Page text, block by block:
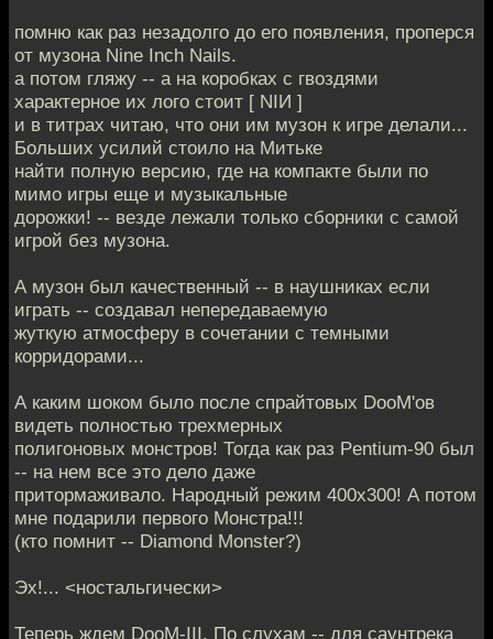
помню как раз незадолго до его появления, проперся
от музона Nine Inch Nails.
а потом гляжу -- а на коробках с гвоздями
характерное их лого стоит [ NIИ ]
и в титрах читаю, что они им музон к игре делали...
Больших усилий стоило на Митьке
найти полную версию, где на компакте были по
мимо игры еще и музыкальные
дорожки! -- везде лежали только сборники с самой
игрой без музона.
А музон был качественный -- в наушниках если
играть -- создавал непередаваемую
жуткую атмосферу в сочетании с темными
корридорами...
А каким шоком было после спрайтовых DooM'ов
видеть полностью трехмерных
полигоновых монстров! Тогда как раз Pentium-90 был
-- на нем все это дело даже
притормаживало. Народный режим 400x300! А потом
мне подарили первого Монстра!!!
(кто помнит -- Diamond Monster?)
Эх!... <ностальгически>
Теперь ждем DooM-III. По слухам -- для саунтрека